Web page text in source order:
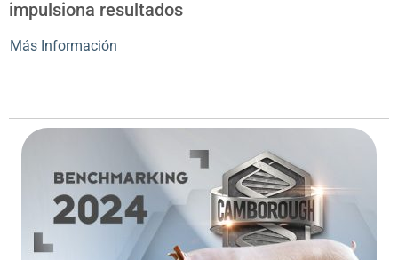
impulsiona resultados
Más Información